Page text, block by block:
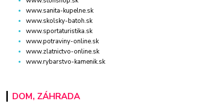
www.sanita-kupelne.sk
www.skolsky-batoh.sk
www.sportaturistika.sk
www.potraviny-online.sk
www.zlatnictvo-online.sk
www.rybarstvo-kamenik.sk
DOM, ZÁHRADA